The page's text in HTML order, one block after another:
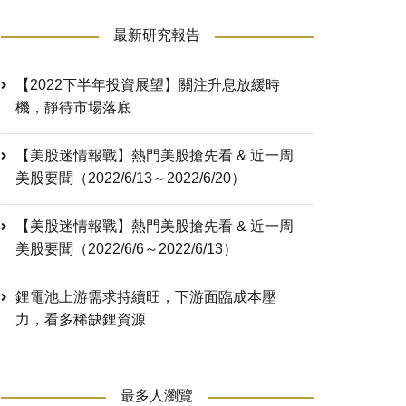
最新研究報告
【2022下半年投資展望】關注升息放緩時
機，靜待市場落底
【美股迷情報戰】熱門美股搶先看 & 近一周
美股要聞（2022/6/13～2022/6/20）
【美股迷情報戰】熱門美股搶先看 & 近一周
美股要聞（2022/6/6～2022/6/13）
鋰電池上游需求持續旺，下游面臨成本壓
力，看多稀缺鋰資源
最多人瀏覽